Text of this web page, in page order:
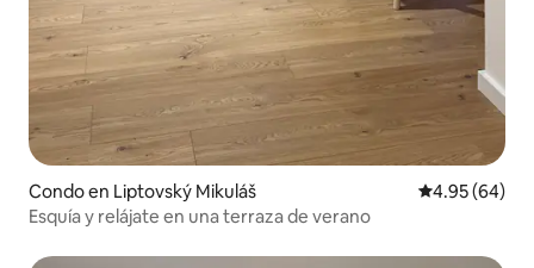
Condo en Liptovský Mikuláš Calificación
4.95 (64)
Esquía y relájate en una terraza de verano